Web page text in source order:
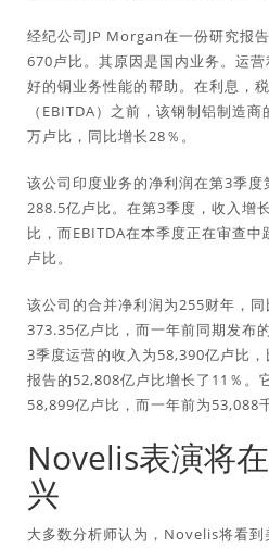
经纪公司JP Morgan在一份研究报
670卢比。其原因是国内业务。运
好的铜业务性能的帮助。在利息，
（EBITDA）之前，该钢制铝制造
万卢比，同比增长28％。
该公司印度业务的净利润在第3季
288.5亿卢比。在第3季度，收入增
比，而EBITDA在本季度正在审查
卢比。
该公司的合并净利润为255财年，
373.35亿卢比，而一年前同期发布
3季度运营的收入为58,390亿卢比
报告的52,808亿卢比增长了11％。
58,899亿卢比，而一年前为53,088
Novelis表演将
兴
大多数分析师认为，Novelis将看到